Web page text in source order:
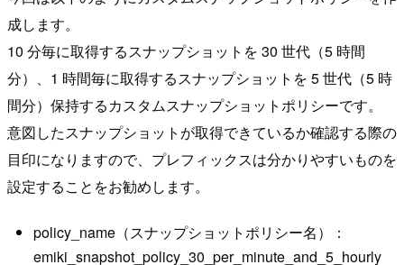
成します。
10 分毎に取得するスナップショットを 30 世代（5 時間
分）、1 時間毎に取得するスナップショットを 5 世代（5 時
間分）保持するカスタムスナップショットポリシーです。
意図したスナップショットが取得できているか確認する際の
目印になりますので、プレフィックスは分かりやすいものを
設定することをお勧めします。
policy_name（スナップショットポリシー名）：
emiki_snapshot_policy_30_per_minute_and_5_hourly